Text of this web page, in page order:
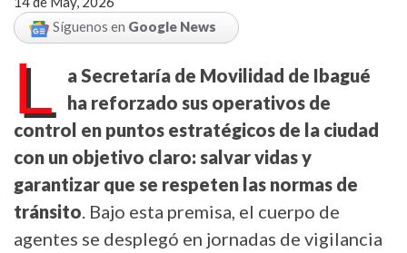
Síguenos en Google News
L
a Secretaría de Movilidad de Ibagué
ha reforzado sus operativos de
control en puntos estratégicos de la ciudad
con un objetivo claro: salvar vidas y
garantizar que se respeten las normas de
tránsito . Bajo esta premisa, el cuerpo de
agentes se desplegó en jornadas de vigilancia